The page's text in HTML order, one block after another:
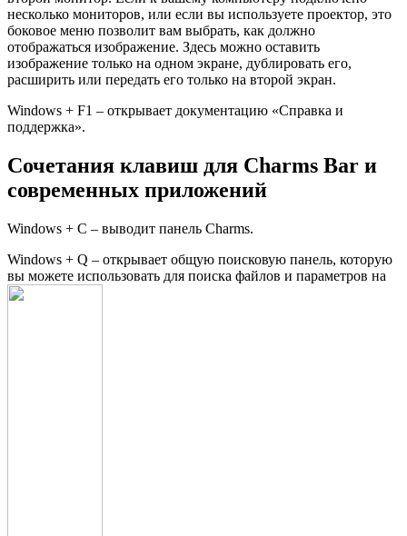
несколько мониторов, или если вы используете проектор, это
боковое меню позволит вам выбрать, как должно
отображаться изображение. Здесь можно оставить
изображение только на одном экране, дублировать его,
расширить или передать его только на второй экран.
Windows + F1 – открывает документацию «Справка и
поддержка».
Сочетания клавиш для Charms Bar и
современных приложений
Windows + C – выводит панель Charms.
Windows + Q – открывает общую поисковую панель, которую
вы можете использовать для поиска файлов и параметров на